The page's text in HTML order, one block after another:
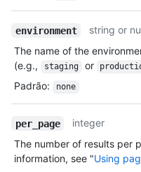
environment
string or
The name of the
(e.g.,
staging or
Padrão: none
per_page
integer
The number of results per
information, see "Using